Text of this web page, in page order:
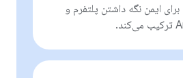
ایمن نگه داشتن پلتفرم و